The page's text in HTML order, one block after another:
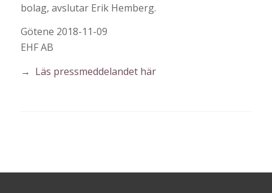
bolag, avslutar Erik Hemberg.
Götene 2018-11-09
EHF AB
→ Läs pressmeddelandet här